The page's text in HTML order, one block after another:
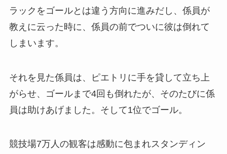
ラックをゴールとは違う方向に進みだし、係員が
教えに云った時に、係員の前でついに彼は倒れて
しまいます。
それを見た係員は、ピエトリに手を貸して立ち上
がらせ、ゴールまで4回も倒れたが、そのたびに係
員は助けあげました。そして1位でゴール。
競技場7万人の観客は感動に包まれスタンディン